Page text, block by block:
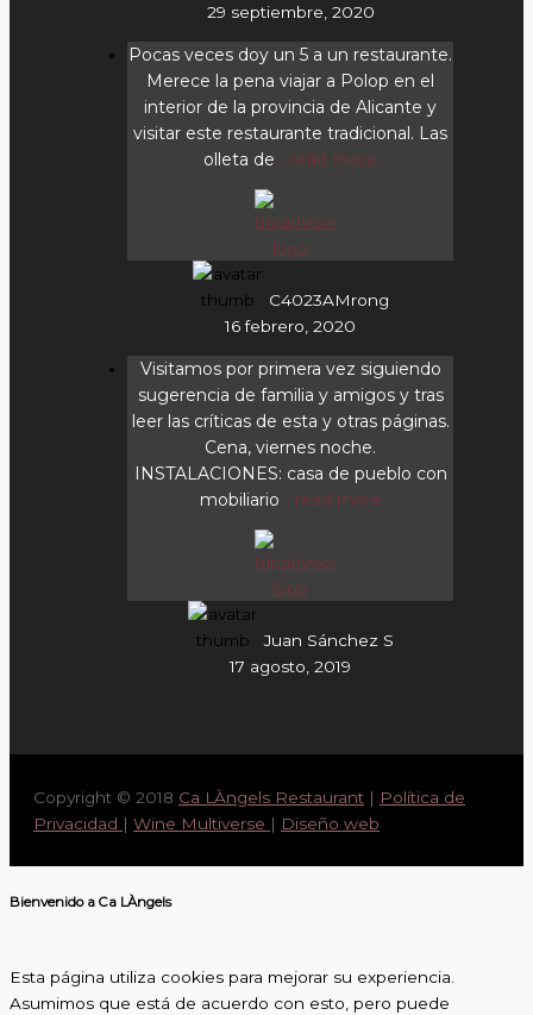
29 septiembre, 2020
Pocas veces doy un 5 a un restaurante.
Merece la pena viajar a Polop en el
interior de la provincia de Alicante y
visitar este restaurante tradicional. Las
olleta de... read more
C4023AMrong
16 febrero, 2020
Visitamos por primera vez siguiendo
sugerencia de familia y amigos y tras
leer las críticas de esta y otras páginas.
Cena, viernes noche.
INSTALACIONES: casa de pueblo con
mobiliario... read more
Juan Sánchez S
17 agosto, 2019
Copyright © 2018 Ca LÀngels Restaurant | Política de
Privacidad | Wine Multiverse | Diseño web
Bienvenido a Ca LÀngels
Esta página utiliza cookies para mejorar su experiencia.
Asumimos que está de acuerdo con esto, pero puede